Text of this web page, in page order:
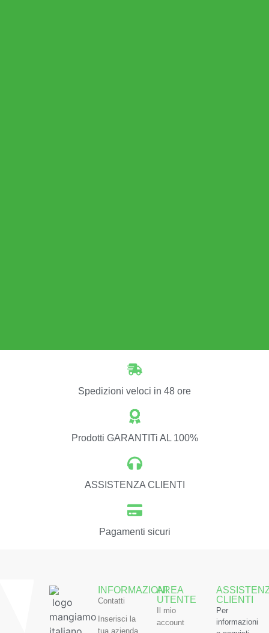
Spedizioni veloci in 48 ore
Prodotti GARANTITi AL 100%
ASSISTENZA CLIENTI
Pagamenti sicuri
INFORMAZIONI
Contatti
Inserisci la
tua azienda
AREA
UTENTE
Il mio
account
CLIENTI
Per
informazioni